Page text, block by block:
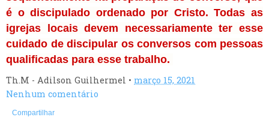
é o discipulado ordenado por Cristo. Todas as
igrejas locais devem necessariamente ter esse
cuidado de discipular os conversos com pessoas
qualificadas para esse trabalho.
Th.M - Adilson Guilhermel • março 15, 2021
Nenhum comentário
Compartilhar